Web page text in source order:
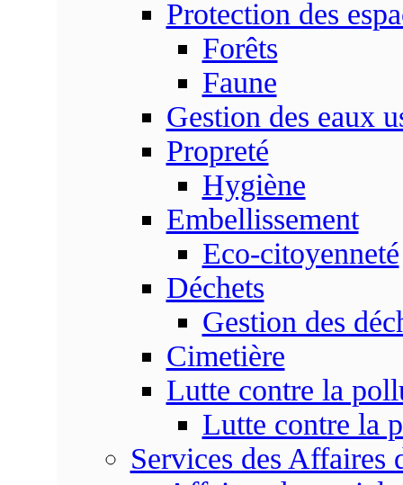
Protection des
Forêts
Faune
Gestion des eaux
Propreté
Hygiène
Embellissement
Eco-citoyenneté
Déchets
Gestion des
Cimetière
Lutte contre la
Lutte contre la
Services des Affaires